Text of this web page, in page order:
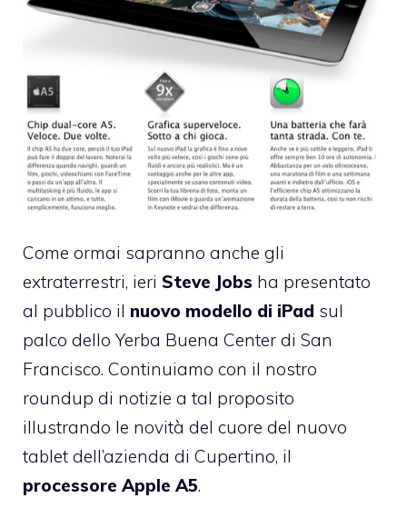
Come ormai sapranno anche gli
extraterrestri, ieri Steve Jobs ha presentato
al pubblico il nuovo modello di iPad sul
palco dello Yerba Buena Center di San
Francisco. Continuiamo con il nostro
roundup di notizie a tal proposito
illustrando le novità del cuore del nuovo
tablet dell’azienda di Cupertino, il
processore Apple A5.